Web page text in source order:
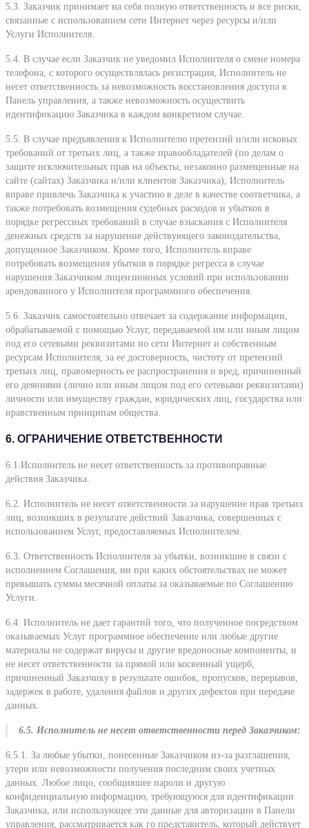
5.3. Заказчик принимает на себя полную ответственность и все риски,
связанные с использованием сети Интернет через ресурсы и/или
Услуги Исполнителя.
5.4. В случае если Заказчик не уведомил Исполнителя о смене номера
телефона, с которого осуществлялась регистрация, Исполнитель не
несет ответственность за невозможность восстановления доступа в
Панель управления, а также невозможность осуществить
идентификацию Заказчика в каждом конкретном случае.
5.5. В случае предъявления к Исполнителю претензий и/или исковых
требований от третьих лиц, а также правообладателей (по делам о
защите исключительных прав на объекты, незаконно размещенные на
сайте (сайтах) Заказчика и/или клиентов Заказчика), Исполнитель
вправе привлечь Заказчика к участию в деле в качестве соответчика, а
также потребовать возмещения судебных расходов и убытков в
порядке регрессных требований в случае взыскания с Исполнителя
денежных средств за нарушение действующего законодательства,
допущенное Заказчиком. Кроме того, Исполнитель вправе
потребовать возмещения убытков в порядке регресса в случае
нарушения Заказчиком лицензионных условий при использовании
арендованного у Исполнителя программного обеспечения.
5.6. Заказчик самостоятельно отвечает за содержание информации,
обрабатываемой с помощью Услуг, передаваемой им или иным лицом
под его сетевыми реквизитами по сети Интернет и собственным
ресурсам Исполнителя, за ее достоверность, чистоту от претензий
третьих лиц, правомерность ее распространения и вред, причиненный
его деяниями (лично или иным лицом под его сетевыми реквизитами)
личности или имуществу граждан, юридических лиц, государства или
нравственным принципам общества.
6. ОГРАНИЧЕНИЕ ОТВЕТСТВЕННОСТИ
6.1.Исполнитель не несет ответственность за противоправные
действия Заказчика.
6.2. Исполнитель не несет ответственности за нарушение прав третьих
лиц, возникших в результате действий Заказчика, совершенных с
использованием Услуг, предоставляемых Исполнителем.
6.3. Ответственность Исполнителя за убытки, возникшие в связи с
исполнением Соглашения, ни при каких обстоятельствах не может
превышать суммы месячной оплаты за оказываемые по Соглашению
Услуги.
6.4. Исполнитель не дает гарантий того, что полученное посредством
оказываемых Услуг программное обеспечение или любые другие
материалы не содержат вирусы и другие вредоносные компоненты, и
не несет ответственности за прямой или косвенный ущерб,
причиненный Заказчику в результате ошибок, пропусков, перерывов,
задержек в работе, удаления файлов и других дефектов при передаче
данных.
6.5. Исполнитель не несет ответственности перед Заказчиком:
6.5.1. За любые убытки, понесенные Заказчиком из-за разглашения,
утери или невозможности получения последним своих учетных
данных. Любое лицо, сообщившее пароли и другую
конфиденциальную информацию, требующуюся для идентификации
Заказчика, или использующее эти данные для авторизации в Панели
управления, рассматривается как го представитель, который действует